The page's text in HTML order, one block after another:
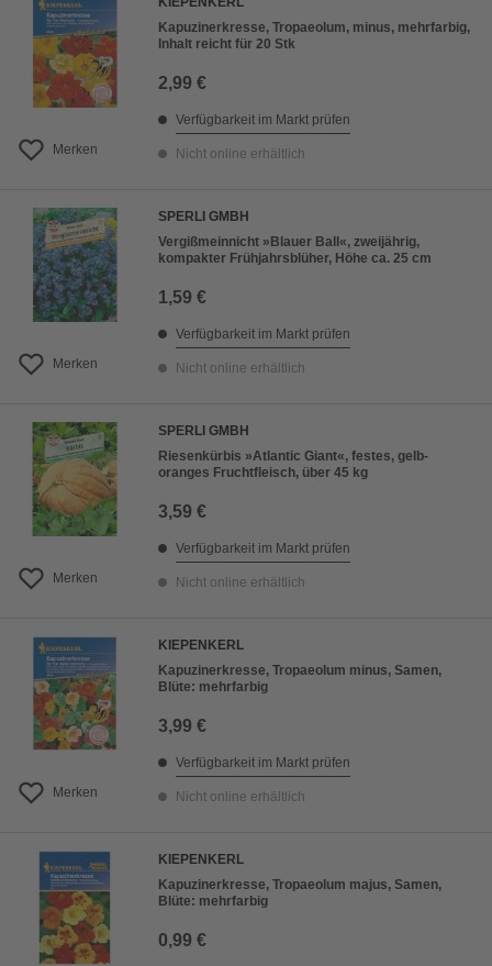
Merken
Kapuzinerkresse, Tropaeolum, minus, mehrfarbig,
Inhalt reicht für 20 Stk
2,99 €
Verfügbarkeit im Markt prüfen
Nicht online erhältlich
Merken
SPERLI GMBH
Vergißmeinnicht »Blauer Ball«, zweijährig,
kompakter Frühjahrsblüher, Höhe ca. 25 cm
1,59 €
Verfügbarkeit im Markt prüfen
Nicht online erhältlich
Merken
SPERLI GMBH
Riesenkürbis »Atlantic Giant«, festes, gelb-
oranges Fruchtfleisch, über 45 kg
3,59 €
Verfügbarkeit im Markt prüfen
Nicht online erhältlich
Merken
KIEPENKERL
Kapuzinerkresse, Tropaeolum minus, Samen,
Blüte: mehrfarbig
3,99 €
Verfügbarkeit im Markt prüfen
Nicht online erhältlich
KIEPENKERL
Kapuzinerkresse, Tropaeolum majus, Samen,
Blüte: mehrfarbig
0,99 €